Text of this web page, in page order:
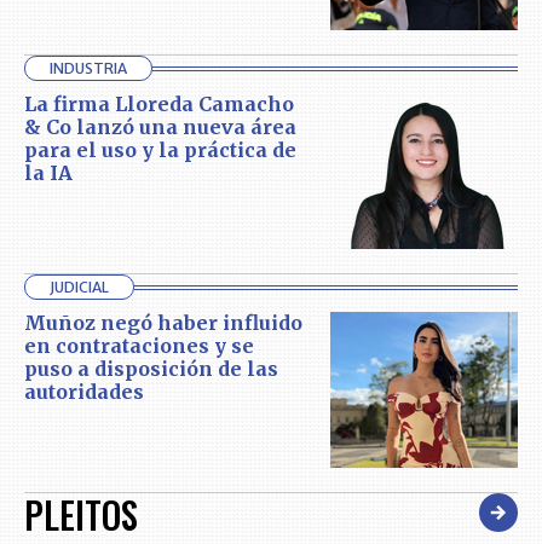
INDUSTRIA
La firma Lloreda Camacho
& Co lanzó una nueva área
para el uso y la práctica de
la IA
JUDICIAL
Muñoz negó haber influido
en contrataciones y se
puso a disposición de las
autoridades
PLEITOS